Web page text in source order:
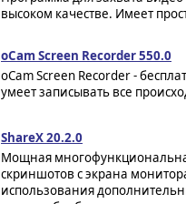
высоком качестве. Имеет
oCam Screen Recorder 550.0
oCam Screen Recorder -
умеет записывать все
ShareX 20.2.0
Мощная
скриншотов с экрана
использования